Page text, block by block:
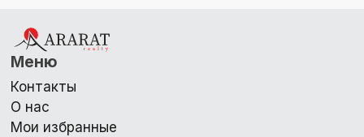
Меню
Контакты
О нас
Мои избранные